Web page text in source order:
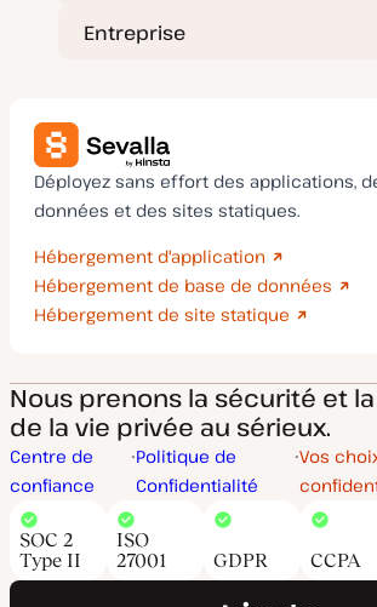
Entreprise
Déployez sans effort des applications,
données et des sites statiques.
Hébergement d'application
Hébergement de base de données
Hébergement de site statique
Nous prenons la sécurité et
de la vie privée au sérieux.
Centre de
confiance
Politique de
Confidentialité
Vos
SOC 2
Type II
ISO
27001
GDPR CCPA